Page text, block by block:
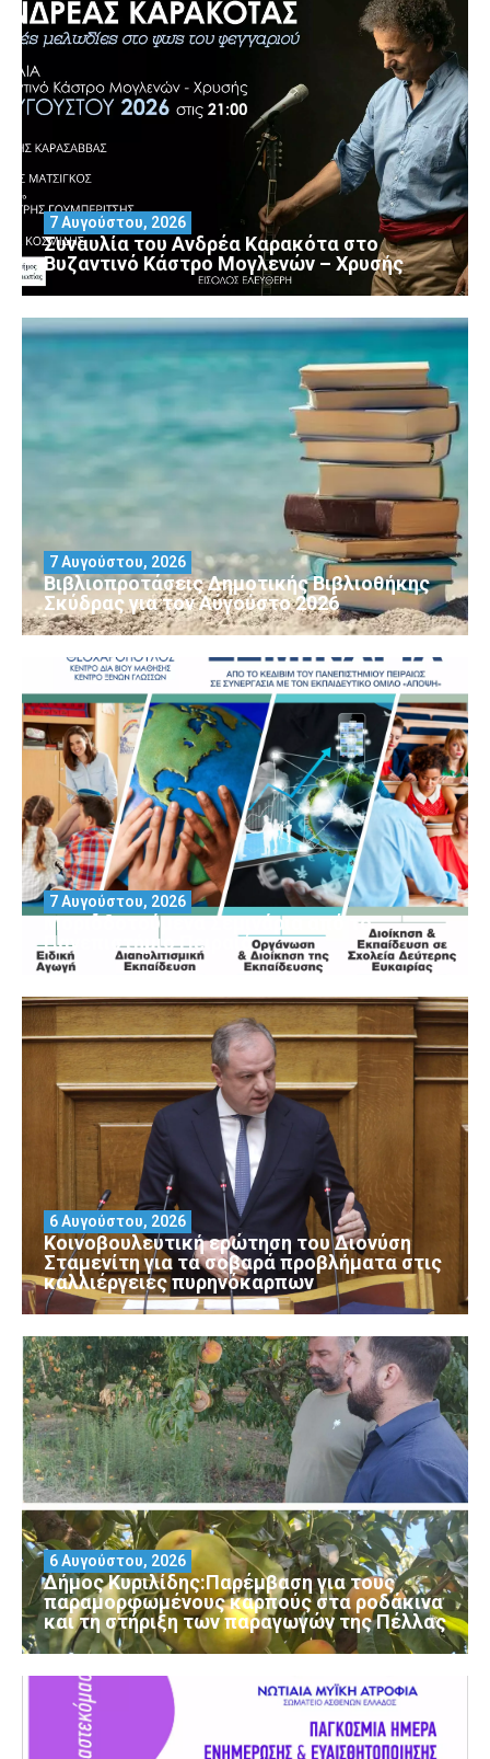
Συναυλία του Ανδρέα Καρακότα στο
Βυζαντινό Κάστρο Μογλενών – Χρυσής
7 Αυγούστου, 2026
Βιβλιοπροτάσεις Δημοτικής Βιβλιοθήκης
Σκύδρας για τον Αύγούστο 2026
7 Αυγούστου, 2026
Μοριοδοτούμενα Σεμινάρια από το
Πανεπιστήμιο Πειραιά
7 Αυγούστου, 2026
Κοινοβουλευτική ερώτηση του Διονύση
Σταμενίτη για τα σοβαρά προβλήματα στις
καλλιέργειες πυρηνόκαρπων
6 Αυγούστου, 2026
Δήμος Κυριλίδης:Παρέμβαση για τους
παραμορφωμένους καρπούς στα ροδάκινα
και τη στήριξη των παραγωγών της Πέλλας
6 Αυγούστου, 2026